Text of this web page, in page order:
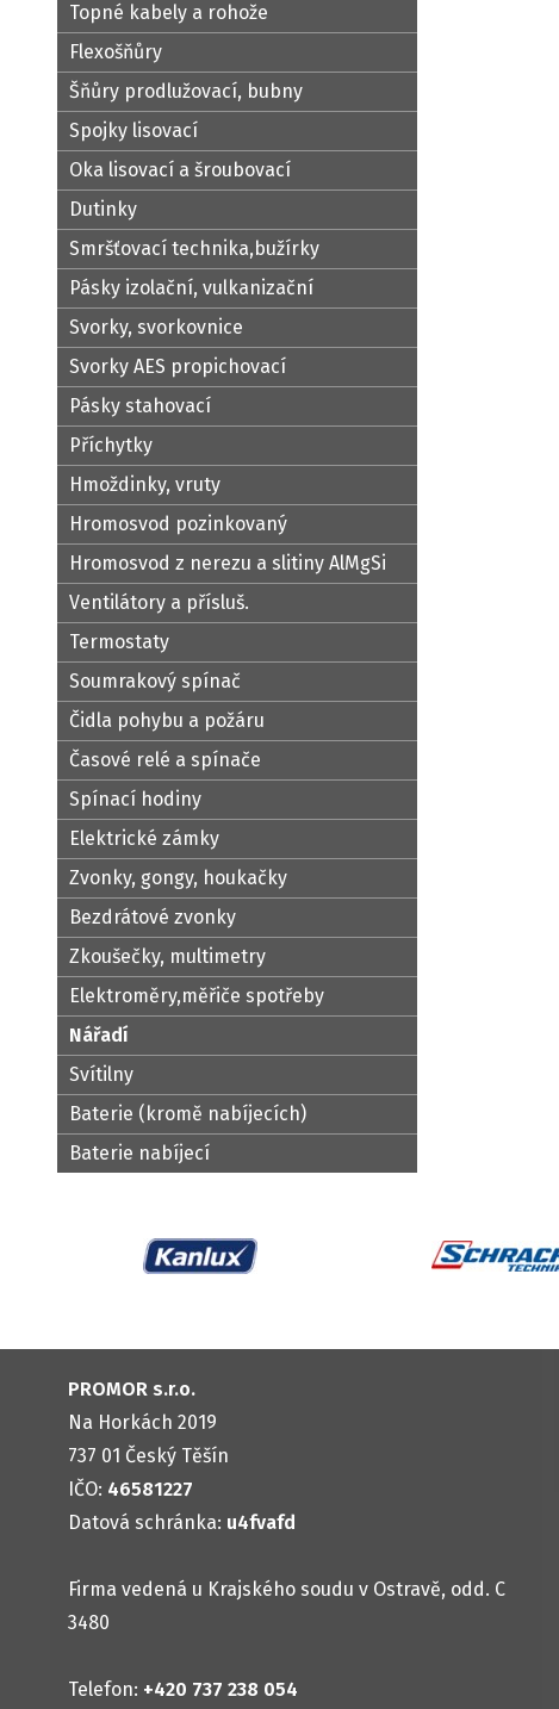
Topné kabely a rohože
Flexošňůry
Šňůry prodlužovací, bubny
Spojky lisovací
Oka lisovací a šroubovací
Dutinky
Smršťovací technika,bužírky
Pásky izolační, vulkanizační
Svorky, svorkovnice
Svorky AES propichovací
Pásky stahovací
Příchytky
Hmoždinky, vruty
Hromosvod pozinkovaný
Hromosvod z nerezu a slitiny AlMgSi
Ventilátory a přísluš.
Termostaty
Soumrakový spínač
Čidla pohybu a požáru
Časové relé a spínače
Spínací hodiny
Elektrické zámky
Zvonky, gongy, houkačky
Bezdrátové zvonky
Zkoušečky, multimetry
Elektroměry,měřiče spotřeby
Nářadí
Svítilny
Baterie (kromě nabíjecích)
Baterie nabíjecí
PROMOR s.r.o.
Na Horkách 2019
737 01 Český Těšín
IČO: 46581227
Datová schránka: u4fvafd
Firma vedená u Krajského soudu v Ostravě, odd. C
3480
Telefon: +420 737 238 054